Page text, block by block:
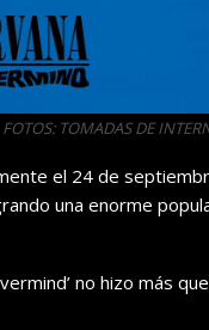
FOTOS: TOMADAS DE
el 24 de
una enorme
no hizo más